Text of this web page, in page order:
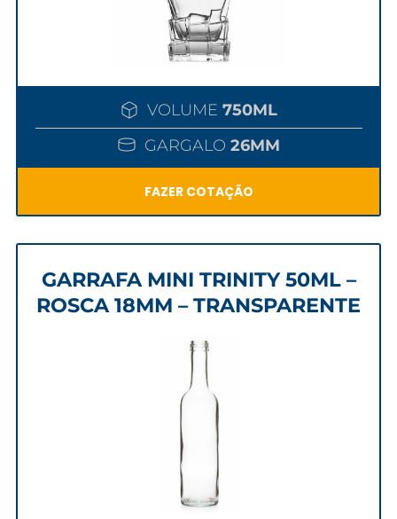
VOLUME 750ML
GARGALO 26MM
FAZER COTAÇÃO
GARRAFA MINI TRINITY 50ML –
ROSCA 18MM – TRANSPARENTE